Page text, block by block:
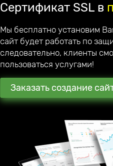
Сертификат SSL в
Мы бесплатно установим
сайт будет работать по
следовательно, клиенты
пользоваться услугами!
Заказать создание